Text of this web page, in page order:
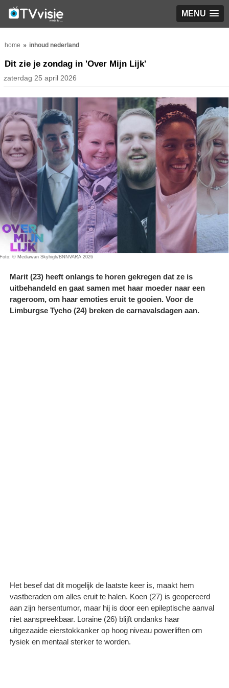
MENU
home inhoud nederland
Dit zie je zondag in 'Over Mijn Lijk'
zaterdag 25 april 2026
Foto: © Mediawan Skyhigh/BNNVARA 2026
Marit (23) heeft onlangs te horen gekregen dat ze is
uitbehandeld en gaat samen met haar moeder naar een
rageroom, om haar emoties eruit te gooien. Voor de
Limburgse Tycho (24) breken de carnavalsdagen aan.
Het besef dat dit mogelijk de laatste keer is, maakt hem
vastberaden om alles eruit te halen. Koen (27) is geopereerd
aan zijn hersentumor, maar hij is door een epileptische aanval
niet aanspreekbaar. Loraine (26) blijft ondanks haar
uitgezaaide eierstokkanker op hoog niveau powerliften om
fysiek en mentaal sterker te worden.